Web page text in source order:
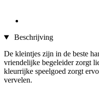
Beschrijving
De kleintjes zijn in de beste
vriendelijke begeleider zorgt
kleurrijke speelgoed zorgt
vervelen.